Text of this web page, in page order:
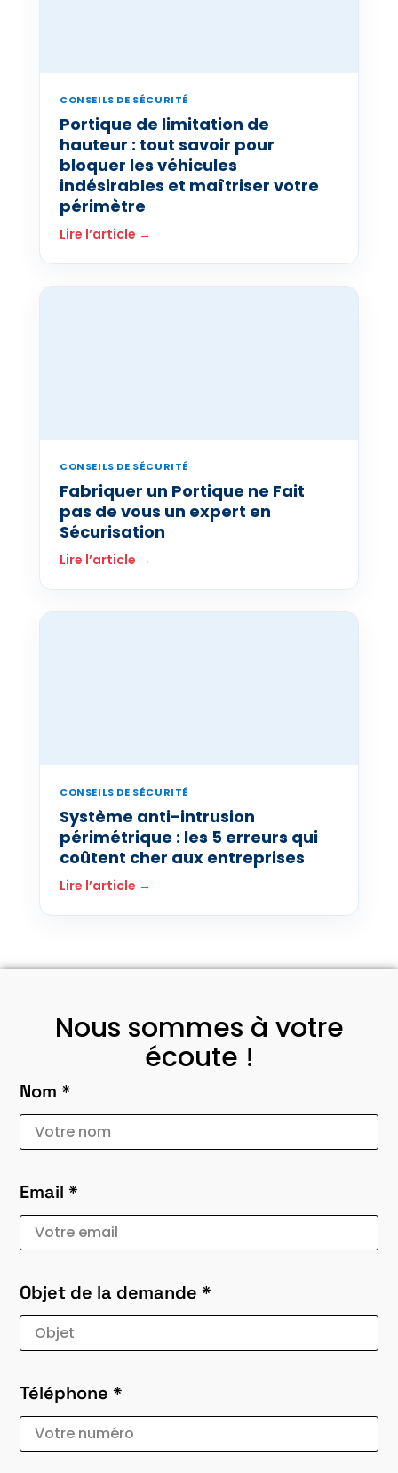
CONSEILS DE SÉCURITÉ
Portique de limitation de
hauteur : tout savoir pour
bloquer les véhicules
indésirables et maîtriser votre
périmètre
Lire l’article →
CONSEILS DE SÉCURITÉ
Fabriquer un Portique ne Fait
pas de vous un expert en
Sécurisation
Lire l’article →
CONSEILS DE SÉCURITÉ
Système anti-intrusion
périmétrique : les 5 erreurs qui
coûtent cher aux entreprises
Lire l’article →
Nous sommes à votre
écoute !
Nom *
Email *
Objet de la demande *
Téléphone *